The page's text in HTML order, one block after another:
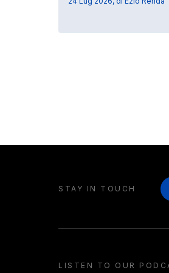
STAY IN TOUCH
LISTEN TO OUR